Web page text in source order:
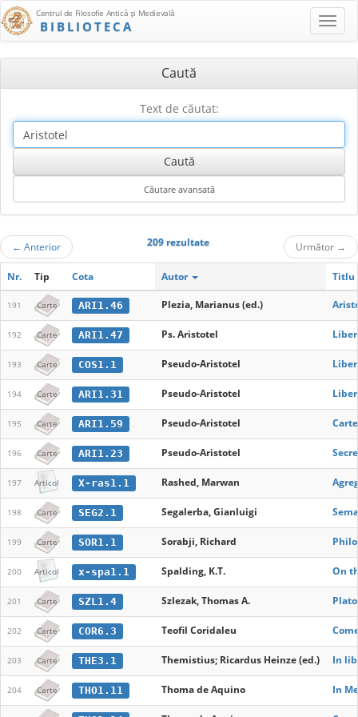
Centrul de Filosofie Antică şi Medievală
BIBLIOTECA
Caută
Text de căutat:
← Anterior 209 rezultate Următor →
Nr. Tip Cota Autor Titlu
191 Carte ARI1.46 Plezia, Marianus (ed.)
192 Carte ARI1.47 Ps. Aristotel
193 Carte COS1.1 Pseudo-Aristotel
194 Carte ARI1.31 Pseudo-Aristotel
195 Carte ARI1.59 Pseudo-Aristotel
196 Carte ARI1.23 Pseudo-Aristotel
197 Articol X-ras1.1 Rashed, Marwan
198 Carte SEG2.1 Segalerba, Gianluigi
199 Carte SOR1.1 Sorabji, Richard
200 Articol x-spa1.1 Spalding, K.T. On
201 Carte SZL1.4 Szlezak, Thomas A.
202 Carte COR6.3 Teofil Coridaleu
203 Carte THE3.1 Themistius; Ricardus Heinze (ed.) In
204 Carte THO1.11 Thoma de Aquino In